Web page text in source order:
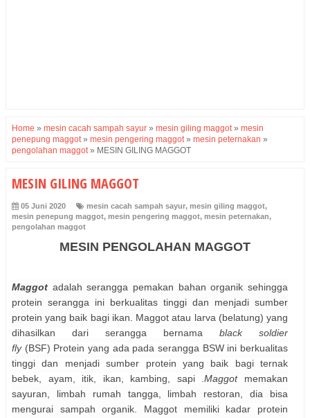
Home » mesin cacah sampah sayur » mesin giling maggot» mesin
penepung maggot» mesin pengering maggot» mesin peternakan »
pengolahan maggot» MESIN GILING MAGGOT
MESIN GILING MAGGOT
05 Juni 2020 mesin cacah sampah sayur, mesin giling maggot,
mesin penepung maggot, mesin pengering maggot, mesin peternakan,
pengolahan maggot
MESIN PENGOLAHAN MAGGOT
Maggot adalah serangga pemakan bahan organik sehingga
protein serangga ini berkualitas tinggi dan menjadi sumber
protein yang baik bagi ikan. Maggot atau larva (belatung) yang
dihasilkan dari serangga bernama black soldier
fly (BSF) Protein yang ada pada serangga BSW ini berkualitas
tinggi dan menjadi sumber protein yang baik bagi ternak
bebek, ayam, itik, ikan, kambing, sapi .Maggotmemakan
sayuran, limbah rumah tangga, limbah restoran, dia bisa
mengurai sampah organik. Maggot memiliki kadar protein